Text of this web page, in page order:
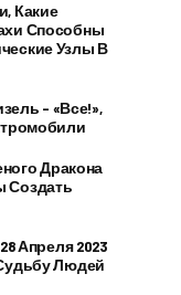
Какие
Способны
Узлы В
– «все!»,
Дракона
Создать
Апреля 2023
Людей